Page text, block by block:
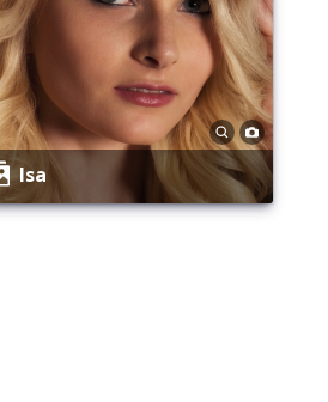
Isa